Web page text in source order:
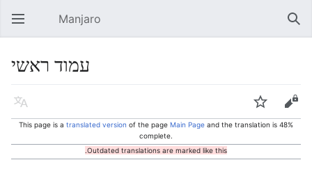
Open main menu Manjaro
עמוד ראשי
Language Watch Edit
This page is a translated version of the page Main Page and the translation is 48%
complete.
Outdated translations are marked like this.